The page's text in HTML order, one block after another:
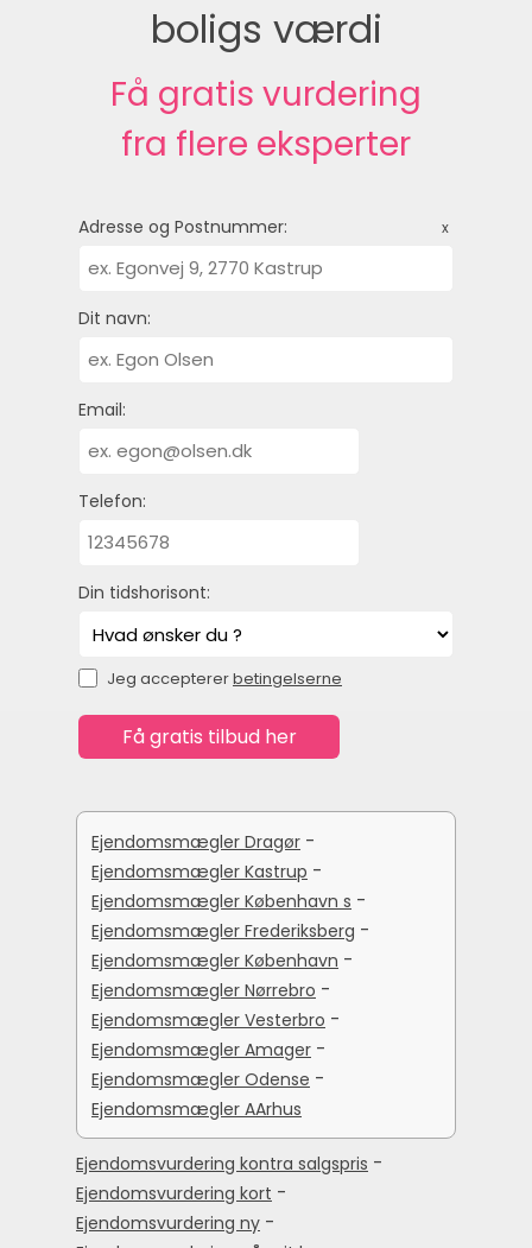
boligs værdi
Få gratis vurdering
fra flere eksperter
Adresse og Postnummer: x
Dit navn:
Email:
Telefon:
Din tidshorisont:
Jeg acceptererbetingelserne
Ejendomsmægler Dragør -
Ejendomsmægler Kastrup -
Ejendomsmægler København s -
Ejendomsmægler Frederiksberg -
Ejendomsmægler København -
Ejendomsmægler Nørrebro -
Ejendomsmægler Vesterbro -
Ejendomsmægler Amager -
Ejendomsmægler Odense -
Ejendomsmægler AArhus
Ejendomsvurdering kontra salgspris -
Ejendomsvurdering kort -
Ejendomsvurdering ny -